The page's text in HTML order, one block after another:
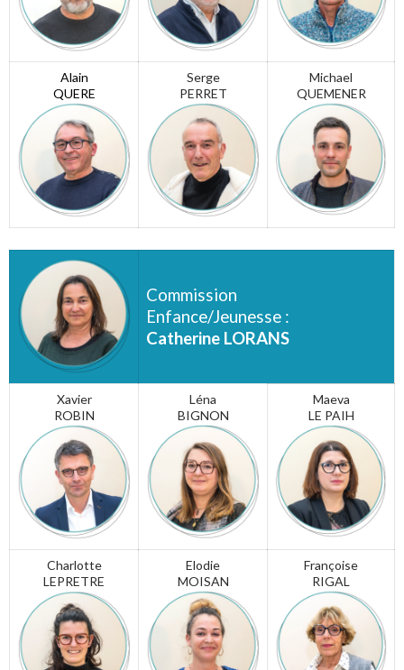
Alain
QUERE
Serge
PERRET
Michael
QUEMENER
Commission
Enfance/Jeunesse :
Catherine LORANS
Xavier
ROBIN
Léna
BIGNON
Maeva
LE PAIH
Charlotte
LEPRETRE
Elodie
MOISAN
Françoise
RIGAL